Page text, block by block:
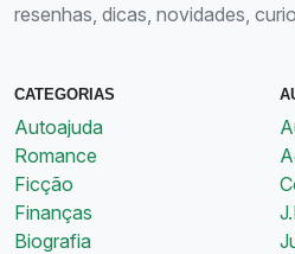
resenhas, dicas, novidades,
CATEGORIAS
Autoajuda
Romance
Ficção
Finanças
Biografia